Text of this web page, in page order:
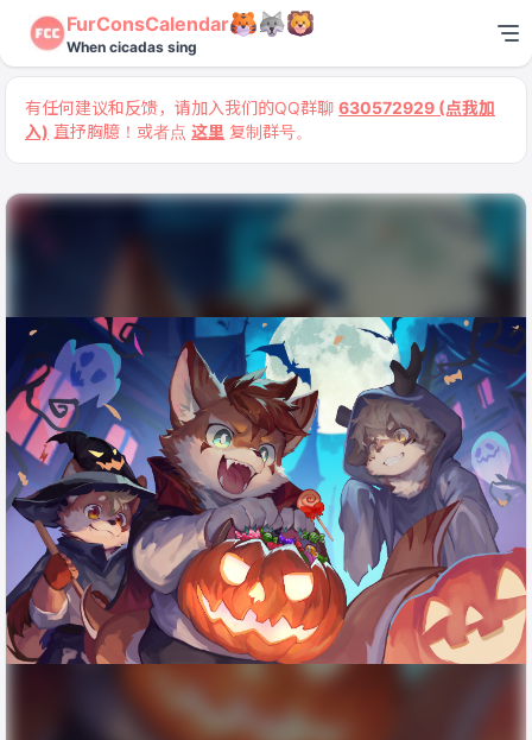
FurConsCalendar
When cicadas sing
有任何建议和反馈，请加入我们的QQ群聊 630572929 (点我加
入) 直抒胸臆！或者点 这里 复制群号。